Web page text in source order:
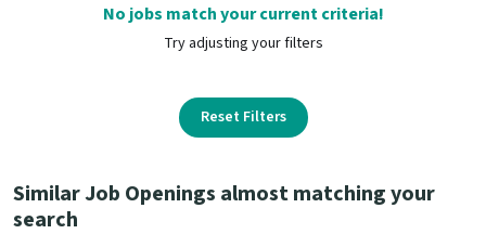
No jobs match your current criteria!
Try adjusting your filters
Reset Filters
Similar Job Openings almost matching your
search